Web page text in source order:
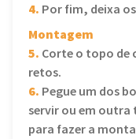
4. Por fim, deixa
Montagem
5. Corte o topo de
retos.
6. Pegue um dos
servir ou em outra
para fazer a